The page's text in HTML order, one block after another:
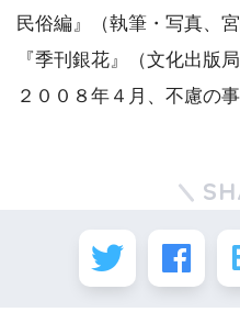
民俗編』（執筆・写真、
『季刊銀花』（文化出版
２００８年４月、不慮の